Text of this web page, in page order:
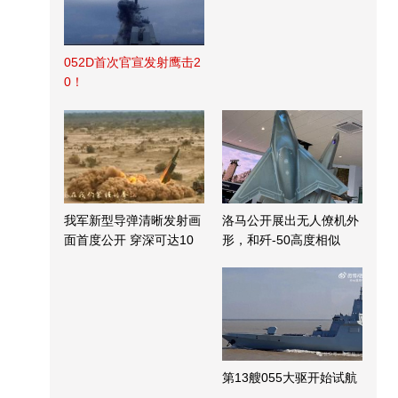
052D首次官宣发射鹰击2
0！
我军新型导弹清晰发射画
面首度公开 穿深可达10
洛马公开展出无人僚机外
形，和歼-50高度相似
第13艘055大驱开始试航